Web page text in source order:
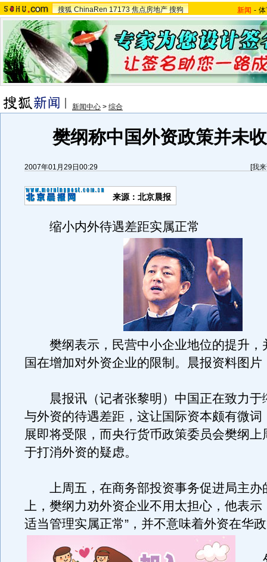
搜狐 ChinaRen 17173 焦点房地产 搜狗 新闻 -
新闻中心 > 综合
樊纲称中国外资政策并未
2007年01月29日00:29 [我
来源：北京晨报
缩小内外待遇差距实属正常
樊纲表示，民营中小企业地位的提升，
国在增加对外资企业的限制。晨报资料图片
晨报讯（记者张黎明）中国正在致力于
与外资的待遇差距，这让国际资本颇有微词
展即将受限，而央行货币政策委员会樊纲上
于打消外资的疑虑。
上周五，在商务部投资事务促进局主办
上，樊纲力劝外资企业不用太担心，他表示
适当管理实属正常”，并不意味着外资在华